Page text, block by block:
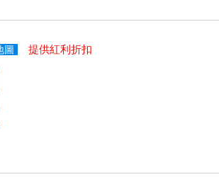
圖
提供紅利折扣